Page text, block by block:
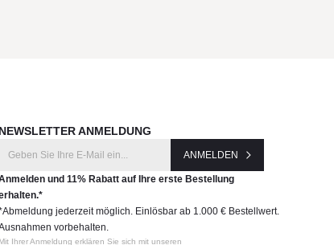
NEWSLETTER ANMELDUNG
ANMELDEN
und 11% Rabatt auf Ihre erste Bestellung
jederzeit möglich. Einlösbar ab 1.000 € Bestellwert.
vorbehalten.
Mit Ihrer Anmeldung erklären Sie sich mit unseren